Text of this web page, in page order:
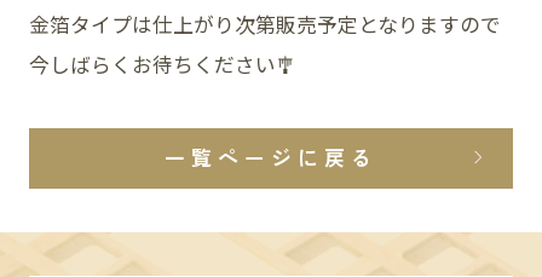
金箔タイプは仕上がり次第販売予定となりますので
今しばらくお待ちください🎐
一覧ページに戻る